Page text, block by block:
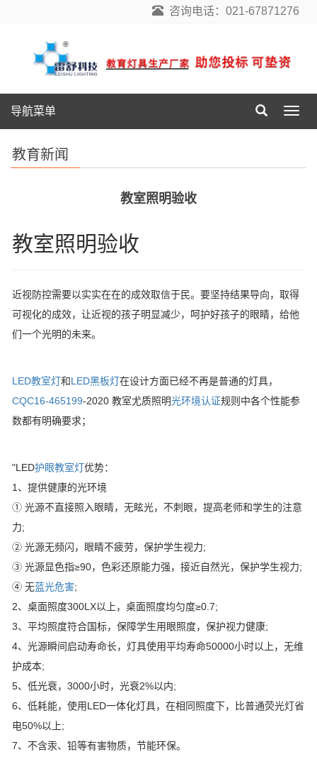
咨询电话：021-67871276
导
航
导航菜单
教育新闻
教室照明验收
教室照明验收
近视防控需要以实实在在的成效取信于民。要坚持结果导向，取得
可视化的成效，让近视的孩子明显减少，呵护好孩子的眼睛，给他
们一个光明的未来。
LED教室灯和LED黑板灯在设计方面已经不再是普通的灯具，
CQC16-465199-2020 教室尤质照明光环境认证规则中各个性能参
数都有明确要求；
"LED护眼教室灯优势：
1、提供健康的光环境
① 光源不直接照入眼睛，无眩光，不刺眼，提高老师和学生的注意
力;
② 光源无频闪，眼睛不疲劳，保护学生视力;
③ 光源显色指≥90，色彩还原能力强，接近自然光，保护学生视力;
④ 无蓝光危害;
2、桌面照度300LX以上，桌面照度均匀度≥0.7;
3、平均照度符合国标，保障学生用眼照度，保护视力健康;
4、光源瞬间启动寿命长，灯具使用平均寿命50000小时以上，无维
护成本;
5、低光衰，3000小时，光衰2%以内;
6、低耗能，使用LED一体化灯具，在相同照度下，比普通荧光灯省
电50%以上;
7、不含汞、铅等有害物质，节能环保。